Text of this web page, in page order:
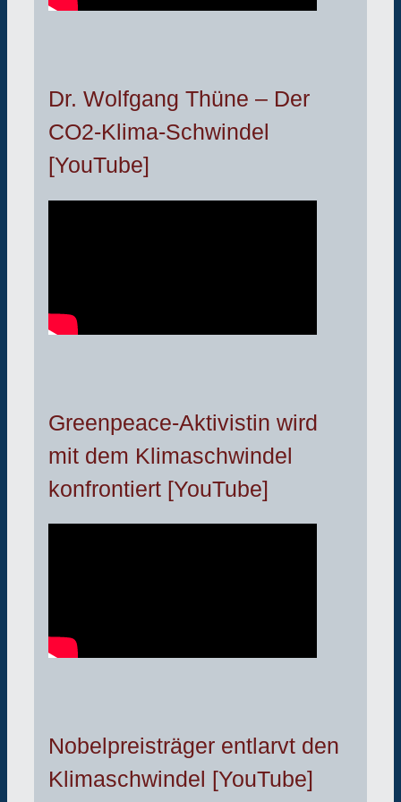
Dr. Wolfgang Thüne – Der
CO2-Klima-Schwindel
[YouTube]
Greenpeace-Aktivistin wird
mit dem Klimaschwindel
konfrontiert [YouTube]
Nobelpreisträger entlarvt den
Klimaschwindel [YouTube]